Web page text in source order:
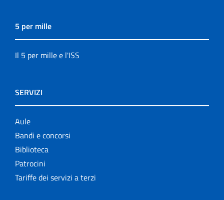
5 per mille
Il 5 per mille e l'ISS
SERVIZI
Aule
Bandi e concorsi
Biblioteca
Patrocini
Tariffe dei servizi a terzi